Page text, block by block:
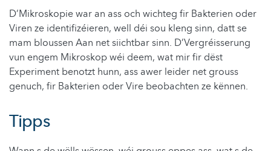
D’Mikroskopie war an ass och wichteg fir Bakterien oder
Viren ze identifizéieren, well déi sou kleng sinn, datt se
mam bloussen Aan net siichtbar sinn. D’Vergréisserung
vun engem Mikroskop wéi deem, wat mir fir dëst
Experiment benotzt hunn, ass awer leider net grouss
genuch, fir Bakterien oder Vire beobachten ze kënnen.
Tipps